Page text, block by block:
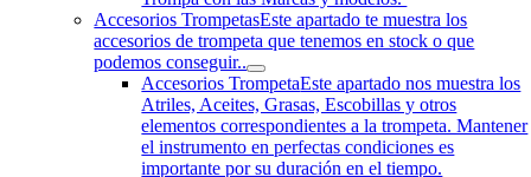
Accesorios TrompetasEste apartado te muestra los
accesorios de trompeta que tenemos en stock o que
podemos conseguir..
Accesorios TrompetaEste apartado nos muestra los
Atriles, Aceites, Grasas, Escobillas y otros
elementos correspondientes a la trompeta. Mantener
el instrumento en perfectas condiciones es
importante por su duración en el tiempo.